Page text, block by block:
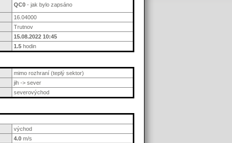
QC0 - jak bylo zapsáno
16.04000
Trutnov
15.08.2022 10:45
1.5 hodin
mimo rozhraní (teplý sektor)
jih -> sever
severovýchod
východ
4.0 m/s